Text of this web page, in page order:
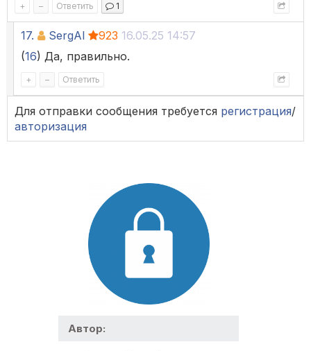
+ – Ответить 1
17. SergAl 923 16.05.25 14:57
(16) Да, правильно.
+ – Ответить
Для отправки сообщения требуется регистрация/
авторизация
Автор: